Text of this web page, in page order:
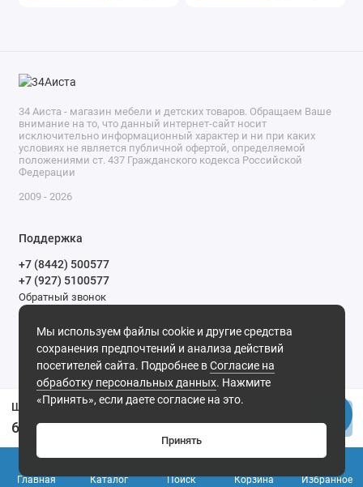
Главная Каталог Поиск Корзина
0
Избранное
Шезлонг 2 в 1 Nuovita Mellare M1, Grigio turchese stella (Серо-бирюзовая звезда)
6 699 р.
Мы используем файлы cookie и другие средства
сохранения предпочтений и анализа действий
посетителей сайта. Подробнее вСогласие на
обработку персональных данных. Нажмите
«Принять», если даете согласие на это.
Принять
34 Аиста - магазин мебели и детских товаров. Обращаем Ваше
внимание на то, что данный интернет-сайт носит
исключительно информационный характер и ни при каких
условиях не является публичной офертой, определяемой
положениями ст. 437 Гражданского кодекса Российской
Федерации
2009 - 2026
Поддержка
+7 (8442) 500577
+7 (927) 5100577
Обратный звонок
Мы в сети